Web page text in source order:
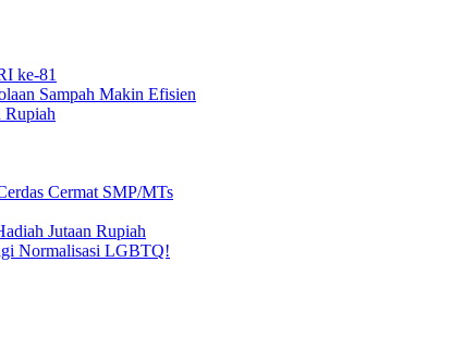
ke-81
Sampah Makin Efisien
Rupiah
Cermat SMP/MTs
Jutaan Rupiah
Normalisasi LGBTQ!